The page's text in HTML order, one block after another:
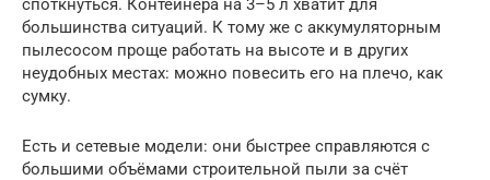
споткнуться. Контейнера на 3–5 л хватит для
большинства ситуаций. К тому же с аккумуляторным
пылесосом проще работать на высоте и в других
неудобных местах: можно повесить его на плечо, как
сумку.
Есть и сетевые модели: они быстрее справляются с
большими объёмами строительной пыли за счёт